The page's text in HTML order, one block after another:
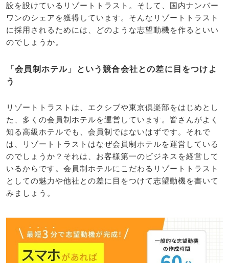
設を設けているリゾートトラスト。そして、国内ナンバー
ワンのシェアを獲得しています。そんなリゾートトラスト
に採用されるためには、どのような志望動機を作るといい
のでしょうか。
「会員制ホテル」という競合会社との差に目をつけよ
う
リゾートトラストは、エクシブや東京倶楽部をはじめとし
た、多くの会員制ホテルを運営しています。皆さんがよく
知る高級ホテルでも、会員制ではないはずです。それで
は、リゾートトラストはなぜ会員制ホテルを運営している
のでしょうか？それは、お客様第一のビジネスを経営して
いるからです。会員制ホテルにこだわるリゾートトラスト
としての魅力や他社との差に目をつけて志望動機を書いて
みましょう。